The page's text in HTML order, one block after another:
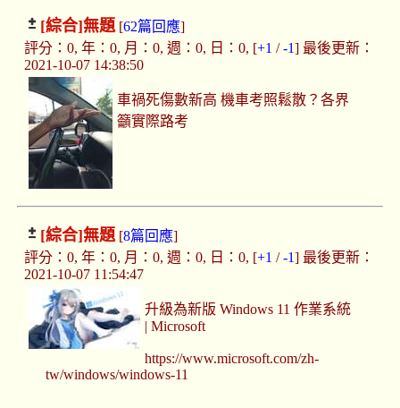
[綜合]無題[62篇回應]
評分：0, 年：0, 月：0, 週：0, 日：0, [+1 /-1] 最後更新：
2021-10-07 14:38:50
車禍死傷數新高 機車考照鬆散？各界
籲實際路考
[綜合]無題[8篇回應]
評分：0, 年：0, 月：0, 週：0, 日：0, [+1 /-1] 最後更新：
2021-10-07 11:54:47
升級為新版 Windows 11 作業系統
| Microsoft
https://www.microsoft.com/zh-
tw/windows/windows-11